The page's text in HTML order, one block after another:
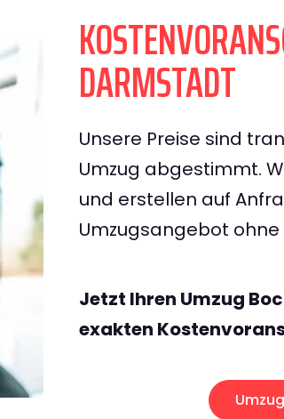
DARMSTADT
Unsere Preise sind
Umzug abgestimmt.
und erstellen auf
Umzugsangebot
Jetzt Ihren Umzug
exakten